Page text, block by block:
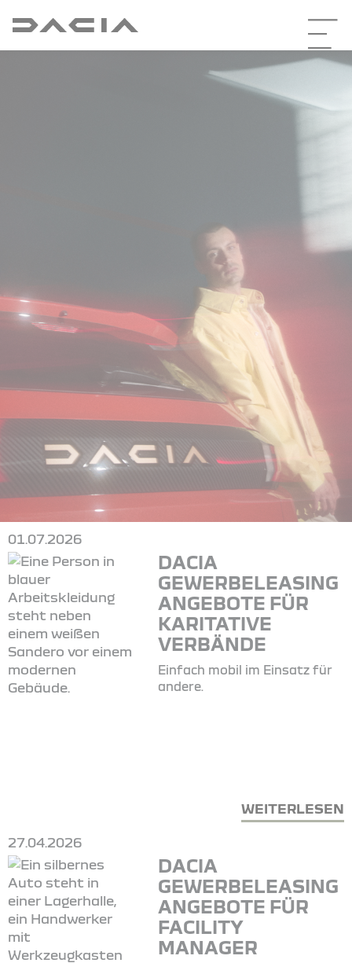
01.07.2026
DACIA
GEWERBELEASING
ANGEBOTE FÜR
KARITATIVE
VERBÄNDE
Einfach mobil im Einsatz für
andere.
WEITERLESEN
27.04.2026
DACIA
GEWERBELEASING
ANGEBOTE FÜR
FACILITY
MANAGER